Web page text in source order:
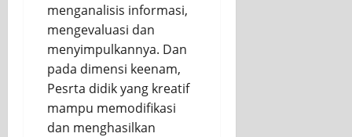
menganalisis informasi,
mengevaluasi dan
menyimpulkannya. Dan
pada dimensi keenam,
Pesrta didik yang kreatif
mampu memodifikasi
dan menghasilkan